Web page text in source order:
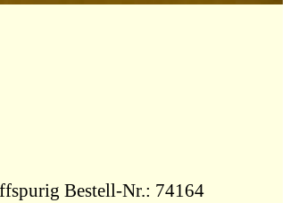
Bestell-Nr.: 74164